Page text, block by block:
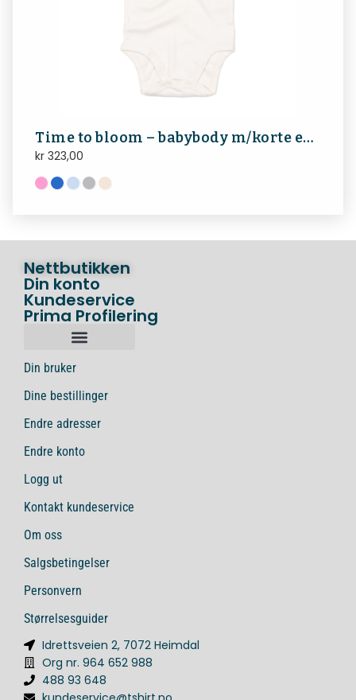
Time to bloom – babybody m/korte ermer
kr 323,00
Nettbutikken
Din konto
Kundeservice
Prima Profilering
Din bruker
Dine bestillinger
Endre adresser
Endre konto
Logg ut
Kontakt kundeservice
Om oss
Salgsbetingelser
Personvern
Størrelsesguider
Idrettsveien 2, 7072 Heimdal
Org nr. 964 652 988
488 93 648